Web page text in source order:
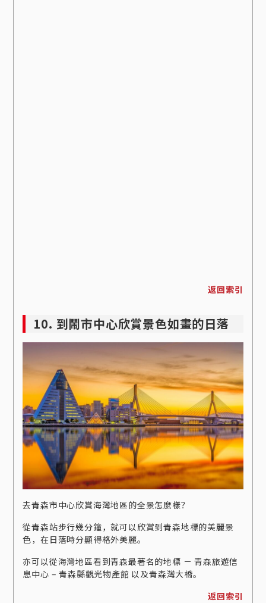
返回索引
10. 到鬧市中心欣賞景色如畫的日落
去青森市中心欣賞海灣地區的全景怎麼樣？
從青森站步行幾分鐘，就可以欣賞到青森地標的美麗景
色，在日落時分顯得格外美麗。
亦可以從海灣地區看到青森最著名的地標 － 青森旅遊信
息中心 – 青森縣觀光物產館 以及青森灣大橋。
返回索引